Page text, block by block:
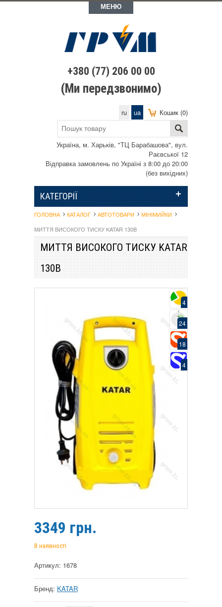
МЕНЮ
+380 (77) 206 00 00
(Ми передзвонимо)
Кошик (0)
ru ua
Україна, м. Харьків, "ТЦ Барабашова", вул.
Раєвської 12
Відправка замовлень по Україні з 8:00 до 20:00
(без вихідних)
КАТЕГОРІЇ
ГОЛОВНА КАТАЛОГ АВТОТОВАРИ
МІНІМИЙКИ
МИТТЯ ВИСОКОГО ТИСКУ KATAR 130B
МИТТЯ ВИСОКОГО ТИСКУ KATAR
130B
4
24
18
4
3349 грн.
В наявності
Артикул: 1678
Бренд: KATAR